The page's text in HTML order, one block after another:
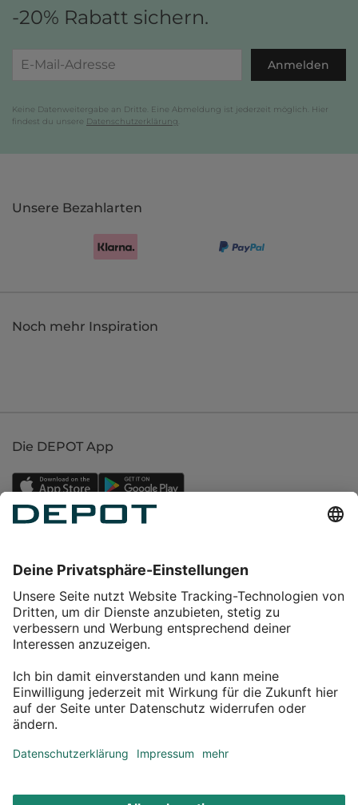
-20% Rabatt sichern.
Anmelden
Keine Datenweitergabe an Dritte. Eine Abmeldung ist jederzeit möglich. Hier
findest du unsere Datenschutzerklärung
Unsere Bezahlarten
Noch mehr Inspiration
Die DEPOT App
Service
Über DEPOT
Kontakt